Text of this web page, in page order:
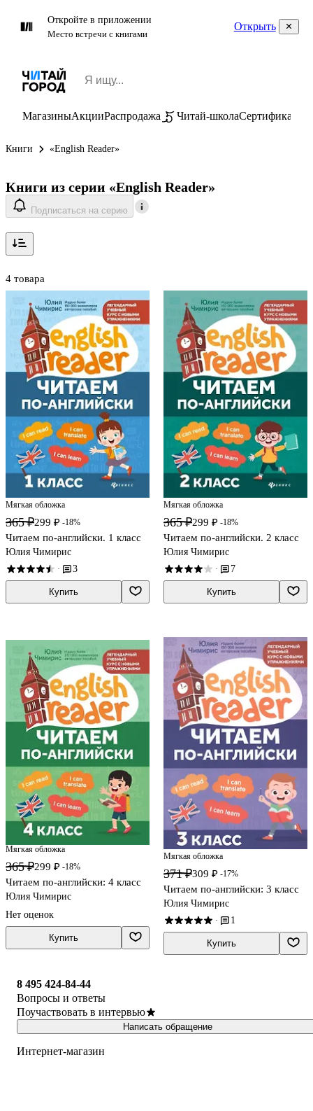
Откройте в приложении
Место встречи с книгами
Открыть
МагазиныАкцииРаспродажа Читай-школаСертификаты
Книги «English Reader»
Книги из серии «English Reader»
Подписаться на серию
4 товара
Мягкая обложка
365 ₽299 ₽ -18%
Читаем по-английски. 1 класс
Юлия Чимирис
· 3
Купить
Мягкая обложка
365 ₽299 ₽ -18%
Читаем по-английски. 2 класс
Юлия Чимирис
· 7
Купить
Мягкая обложка
365 ₽299 ₽ -18%
Читаем по-английски: 4 класс
Юлия Чимирис
Нет оценок
Купить
Мягкая обложка
371 ₽309 ₽ -17%
Читаем по-английски: 3 класс
Юлия Чимирис
· 1
Купить
8 495 424-84-44
Вопросы и ответы
Поучаствовать в интервью
Написать обращение
Интернет-магазин